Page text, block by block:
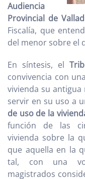
Audiencia
Provincial de
Fiscalía, que
del menor sobre el
En síntesis, el
convivencia con
vivienda su
servir en su uso a
de uso de la
función de las
vivienda sobre la
que aquella en la
tal, con una
magistrados